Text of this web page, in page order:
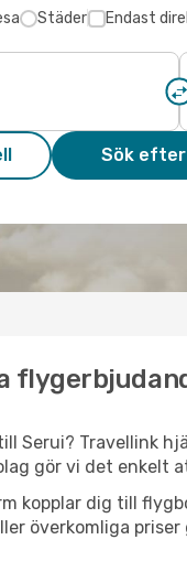
Städer Endast
Sök
Serui? Travellink
gör vi det enkelt
kopplar dig till
överkomliga